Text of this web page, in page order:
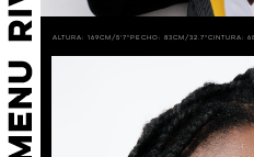
Altura: 169cm/5'7" Pecho: 83cm/32.7"Cintura: